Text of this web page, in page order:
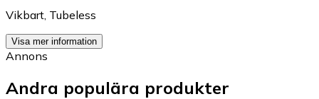
Vikbart, Tubeless
Visa mer information
Annons
Andra populära produkter